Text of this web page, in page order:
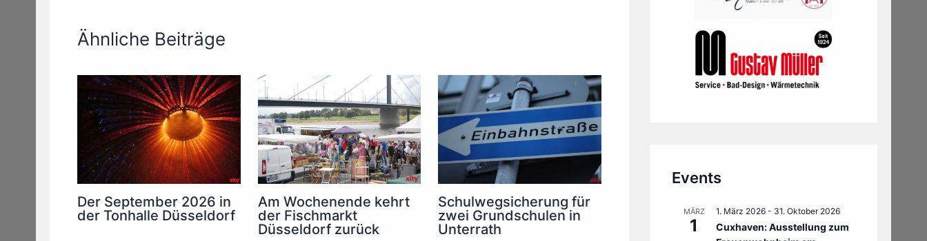
Ähnliche Beiträge
Der September 2026 in
der Tonhalle Düsseldorf
Am Wochenende kehrt
der Fischmarkt
Düsseldorf zurück
Schulwegsicherung für
zwei Grundschulen in
Unterrath
Events
MÄRZ
1
1. März 2026 - 31. Oktober 2026
Cuxhaven: Ausstellung zum